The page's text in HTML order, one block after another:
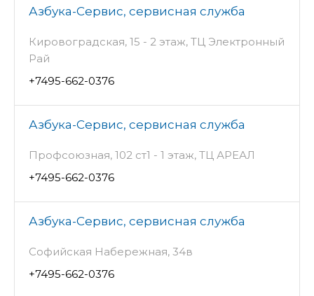
Азбука-Сервис, сервисная служба
Кировоградская, 15 - 2 этаж, ТЦ Электронный
Рай
+7495-662-0376
Азбука-Сервис, сервисная служба
Профсоюзная, 102 ст1 - 1 этаж, ТЦ АРЕАЛ
+7495-662-0376
Азбука-Сервис, сервисная служба
Софийская Набережная, 34в
+7495-662-0376